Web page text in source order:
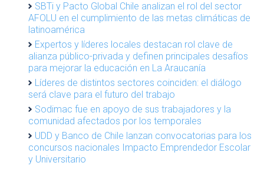
SBTi y Pacto Global Chile analizan el rol del sector
AFOLU en el cumplimiento de las metas climáticas de
latinoamérica
Expertos y líderes locales destacan rol clave de
alianza público-privada y definen principales desafíos
para mejorar la educación en La Araucanía
Líderes de distintos sectores coinciden: el diálogo
será clave para el futuro del trabajo
Sodimac fue en apoyo de sus trabajadores y la
comunidad afectados por los temporales
UDD y Banco de Chile lanzan convocatorias para los
concursos nacionales Impacto Emprendedor Escolar
y Universitario